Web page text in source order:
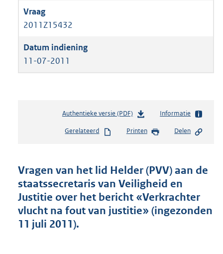
2011Z15432
11-07-2011
Authentieke versie (PDF)b
s
n
d
s
g
r
Informatie
Gerelateerd Printen Delen
Vragen van het lid Helder (PVV) aan de
staatssecretaris van Veiligheid en
Justitie over het bericht «Verkrachter
vlucht na fout van justitie» (ingezonden
11 juli 2011).